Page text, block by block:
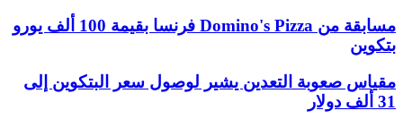
مسابقة
من
Domino's
Pizza
فرنسا
بقيمة
مسابقة من Domino's Pizza فرنسا بقيمة 100 ألف يورو
بتكوين
مقياس
صعوبة
التعدين
مقياس صعوبة التعدين يشير لوصول سعر البتكوين إلى
31 ألف دولار